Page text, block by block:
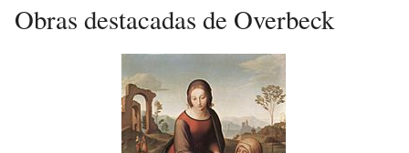
Obras destacadas de Overbeck